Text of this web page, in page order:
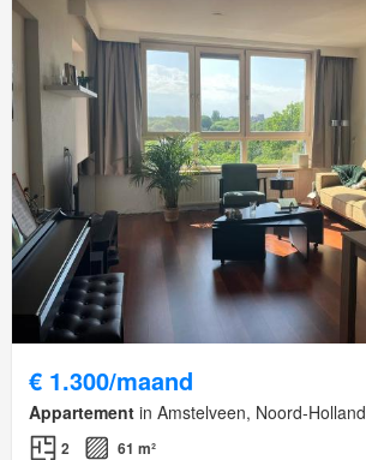
€ 1.300/maand
Appartement in Amstelveen, Noord-Holland
2 61 m²